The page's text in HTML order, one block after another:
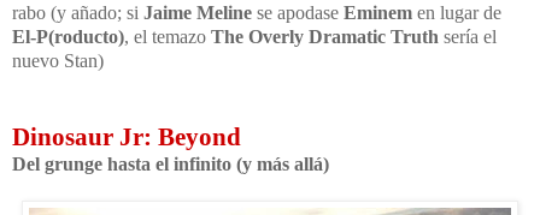
rabo (y añado; si Jaime Meline se apodase Eminem en lugar de
El-P(roducto), el temazo The Overly Dramatic Truth sería el
nuevo Stan)
Dinosaur Jr: Beyond
Del grunge hasta el infinito (y más allá)